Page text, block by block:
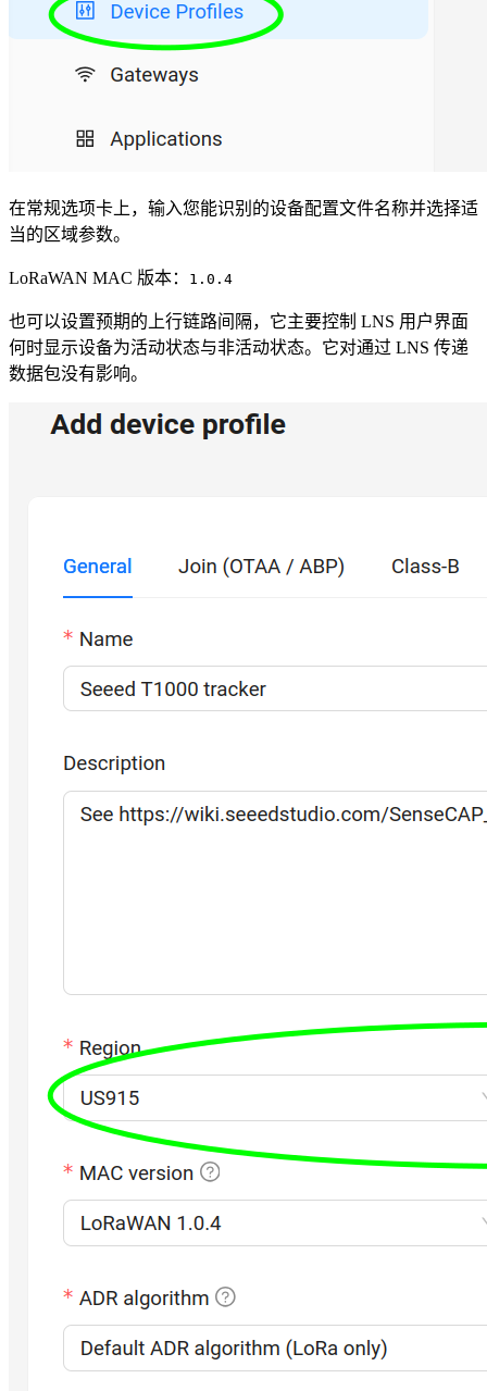
在常规选项卡上，输入您能识别的设备配置文件名称并选择适
当的区域参数。
LoRaWAN MAC 版本： 1.0.4
也可以设置预期的上行链路间隔，它主要控制 LNS 用户界面
何时显示设备为活动状态与非活动状态。它对通过 LNS 传递
数据包没有影响。